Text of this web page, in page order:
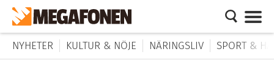
NYHETER KULTUR & NÖJE NÄRINGSLIV SPORT &